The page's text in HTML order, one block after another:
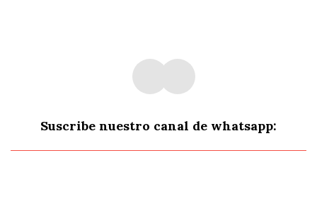
Suscribe nuestro canal de whatsapp: